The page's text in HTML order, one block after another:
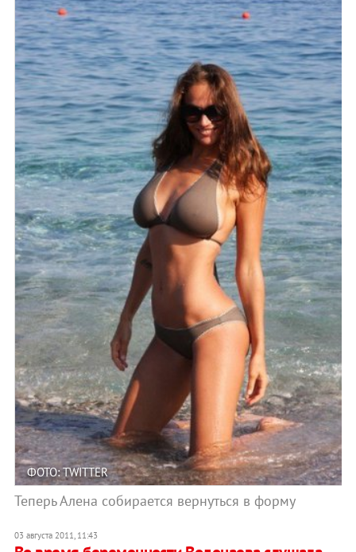
ФОТО: TWITTER
Теперь Алена собирается вернуться в форму
03 августа 2011, 11:43